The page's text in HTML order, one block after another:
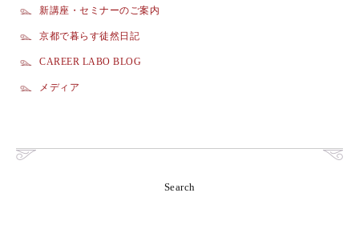
新講座・セミナーのご案内
京都で暮らす徒然日記
CAREER LABO BLOG
メディア
Search